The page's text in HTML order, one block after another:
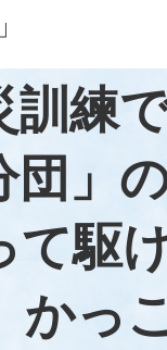
訓練
団」
て駆
かっ